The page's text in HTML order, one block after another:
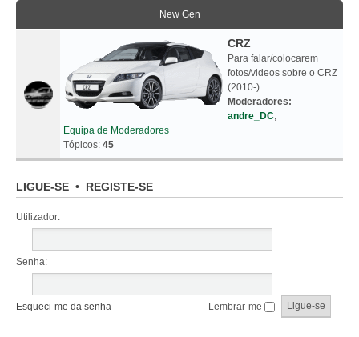
New Gen
CRZ
Para falar/colocarem
fotos/videos sobre o CRZ
(2010-)
Moderadores:
andre_DC,
Equipa de Moderadores
Tópicos: 45
LIGUE-SE • REGISTE-SE
Utilizador:
Senha:
Esqueci-me da senha Lembrar-me